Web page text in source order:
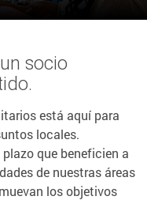
socio
está aquí para
locales.
que beneficien a
de nuestras áreas
los objetivos